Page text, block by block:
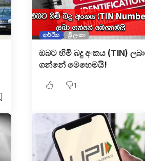
ආර්ථික ශ්‍රී ලංකා
ඔබට හිමි බදු අංකය (TIN) ලබා
ගන්නේ මෙහෙමයි!
1